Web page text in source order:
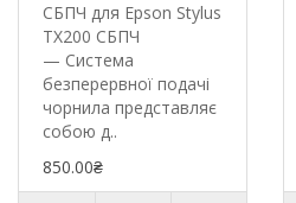
СБПЧ для Epson Stylus
TX200 СБПЧ
— Система
безперервної подачі
чорнила представляє
собою д..
850.00₴